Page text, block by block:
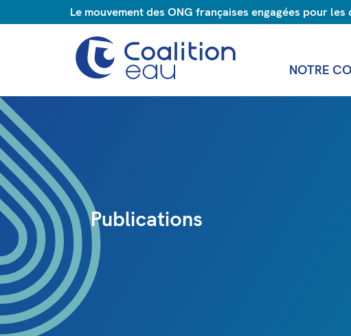
Le mouvement des ONG françaises engagées pour
NOTRE
Publications